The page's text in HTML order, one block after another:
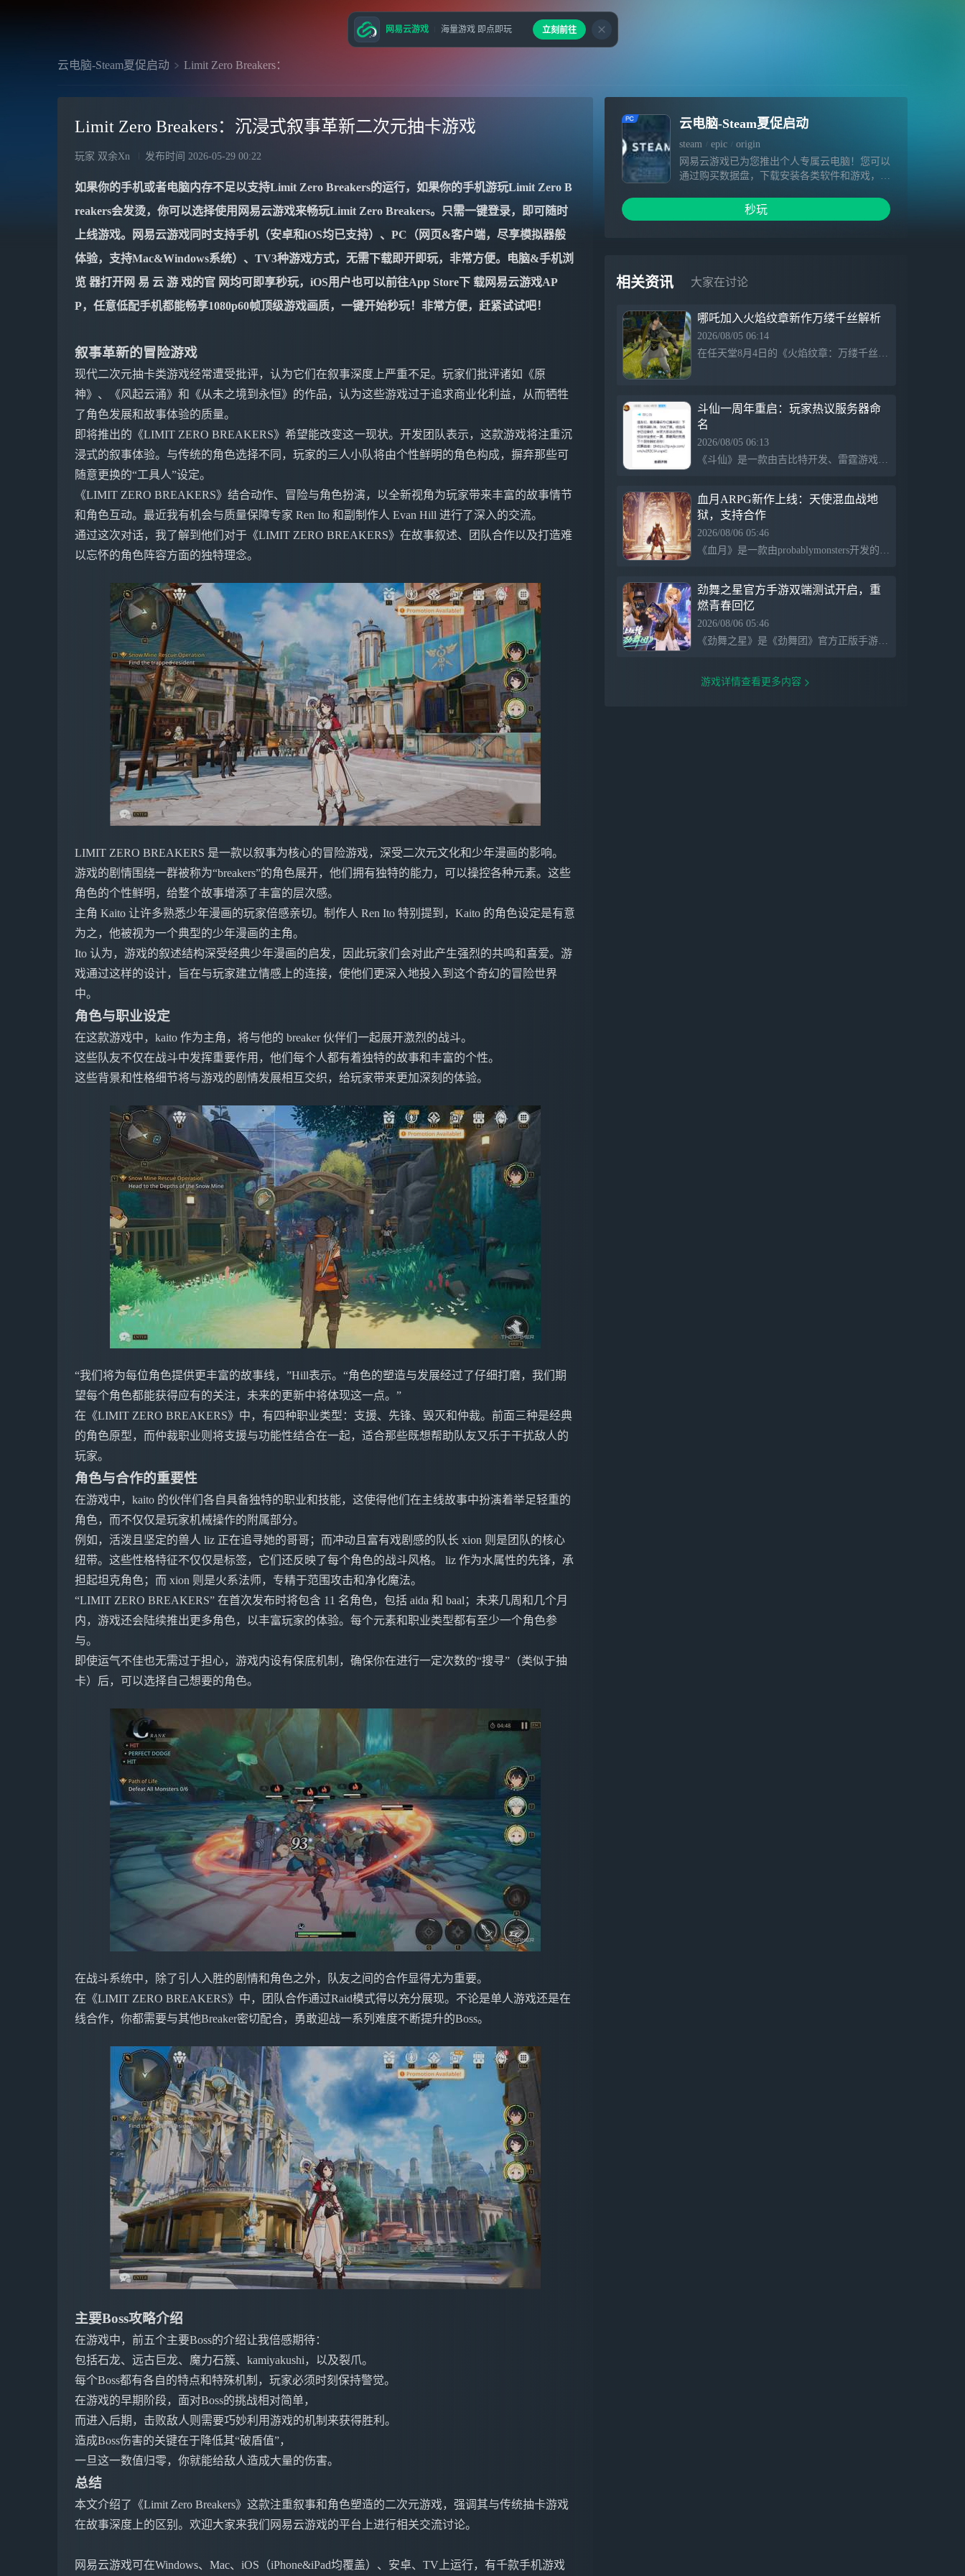
云电脑-Steam夏促启动 Limit Zero Breakers：
Limit Zero Breakers：沉浸式叙事革新二次元抽卡游戏
玩家 双余Xn 发布时间 2026-05-29 00:22
如果你的手机或者电脑内存不足以支持Limit Zero Breakers的运行，如果你的手机游玩Limit Zero B
reakers会发烫，你可以选择使用网易云游戏来畅玩Limit Zero Breakers。只需一键登录，即可随时
上线游戏。网易云游戏同时支持手机（安卓和iOS均已支持）、PC（网页&客户端，尽享模拟器般
体验，支持Mac&Windows系统）、TV3种游戏方式，无需下载即开即玩，非常方便。电脑&手机浏
览 器打开网 易 云 游 戏的官 网均可即享秒玩，iOS用户也可以前往App Store下 载网易云游戏AP
P，任意低配手机都能畅享1080p60帧顶级游戏画质，一键开始秒玩！非常方便，赶紧试试吧！
叙事革新的冒险游戏
现代二次元抽卡类游戏经常遭受批评，认为它们在叙事深度上严重不足。玩家们批评诸如《原
神》、《风起云涌》和《从未之境到永恒》的作品，认为这些游戏过于追求商业化利益，从而牺牲
了角色发展和故事体验的质量。
即将推出的《LIMIT ZERO BREAKERS》希望能改变这一现状。开发团队表示，这款游戏将注重沉
浸式的叙事体验。与传统的角色选择不同，玩家的三人小队将由个性鲜明的角色构成，摒弃那些可
随意更换的“工具人”设定。
《LIMIT ZERO BREAKERS》结合动作、冒险与角色扮演，以全新视角为玩家带来丰富的故事情节
和角色互动。最近我有机会与质量保障专家 Ren Ito 和副制作人 Evan Hill 进行了深入的交流。
通过这次对话，我了解到他们对于《LIMIT ZERO BREAKERS》在故事叙述、团队合作以及打造难
以忘怀的角色阵容方面的独特理念。
LIMIT ZERO BREAKERS 是一款以叙事为核心的冒险游戏，深受二次元文化和少年漫画的影响。
游戏的剧情围绕一群被称为“breakers”的角色展开，他们拥有独特的能力，可以操控各种元素。这些
角色的个性鲜明，给整个故事增添了丰富的层次感。
主角 Kaito 让许多熟悉少年漫画的玩家倍感亲切。制作人 Ren Ito 特别提到，Kaito 的角色设定是有意
为之，他被视为一个典型的少年漫画的主角。
Ito 认为，游戏的叙述结构深受经典少年漫画的启发，因此玩家们会对此产生强烈的共鸣和喜爱。游
戏通过这样的设计，旨在与玩家建立情感上的连接，使他们更深入地投入到这个奇幻的冒险世界
中。
角色与职业设定
在这款游戏中，kaito 作为主角，将与他的 breaker 伙伴们一起展开激烈的战斗。
这些队友不仅在战斗中发挥重要作用，他们每个人都有着独特的故事和丰富的个性。
这些背景和性格细节将与游戏的剧情发展相互交织，给玩家带来更加深刻的体验。
“我们将为每位角色提供更丰富的故事线，”Hill表示。“角色的塑造与发展经过了仔细打磨，我们期
望每个角色都能获得应有的关注，未来的更新中将体现这一点。”
在《LIMIT ZERO BREAKERS》中，有四种职业类型：支援、先锋、毁灭和仲裁。前面三种是经典
的角色原型，而仲裁职业则将支援与功能性结合在一起，适合那些既想帮助队友又乐于干扰敌人的
玩家。
角色与合作的重要性
在游戏中，kaito 的伙伴们各自具备独特的职业和技能，这使得他们在主线故事中扮演着举足轻重的
角色，而不仅仅是玩家机械操作的附属部分。
例如，活泼且坚定的兽人 liz 正在追寻她的哥哥；而冲动且富有戏剧感的队长 xion 则是团队的核心
纽带。这些性格特征不仅仅是标签，它们还反映了每个角色的战斗风格。 liz 作为水属性的先锋，承
担起坦克角色；而 xion 则是火系法师，专精于范围攻击和净化魔法。
“LIMIT ZERO BREAKERS” 在首次发布时将包含 11 名角色，包括 aida 和 baal；未来几周和几个月
内，游戏还会陆续推出更多角色，以丰富玩家的体验。每个元素和职业类型都有至少一个角色参
与。
即使运气不佳也无需过于担心，游戏内设有保底机制，确保你在进行一定次数的“搜寻”（类似于抽
卡）后，可以选择自己想要的角色。
在战斗系统中，除了引人入胜的剧情和角色之外，队友之间的合作显得尤为重要。
在《LIMIT ZERO BREAKERS》中，团队合作通过Raid模式得以充分展现。不论是单人游戏还是在
线合作，你都需要与其他Breaker密切配合，勇敢迎战一系列难度不断提升的Boss。
主要Boss攻略介绍
在游戏中，前五个主要Boss的介绍让我倍感期待：
包括石龙、远古巨龙、魔力石簇、kamiyakushi，以及裂爪。
每个Boss都有各自的特点和特殊机制，玩家必须时刻保持警觉。
在游戏的早期阶段，面对Boss的挑战相对简单，
而进入后期，击败敌人则需要巧妙利用游戏的机制来获得胜利。
造成Boss伤害的关键在于降低其“破盾值”，
一旦这一数值归零，你就能给敌人造成大量的伤害。
总结
本文介绍了《Limit Zero Breakers》这款注重叙事和角色塑造的二次元游戏，强调其与传统抽卡游戏
在故事深度上的区别。欢迎大家来我们网易云游戏的平台上进行相关交流讨论。
网易云游戏可在Windows、Mac、iOS（iPhone&iPad均覆盖）、安卓、TV上运行，有千款手机游戏
云电脑-Steam夏促启动
steam epic
origin
网易云游戏已为您推出个人专属云电脑！您可以
通过购买数据盘，下载安装各类软件和游戏，相
配置、极快下载速度、畅快游戏体验等着您～
1.硬件不受限，提供免费加速&挂机，3A大作一
秒玩
相关资讯 大家在讨论
哪吒加入火焰纹章新作万缕千丝解析
2026/08/05 06:14
在任天堂8月4日的《火焰纹章：万缕千丝》发布会上，官方首次展示了长达20分钟的实机演示，意外引入中国神话角色哪吒。尽管尚未公布详细背景设定，哪吒可能作为比武大会参与者登场。本作将于2026年独占发售，采用四位主角并行叙事的结构，新增“命运逆转”机制和开放探索要素，现已开放预购。
斗仙一周年重启：玩家热议服务器命
名
2026/08/05 06:13
《斗仙》是一款由吉比特开发、雷霆游戏运营的3D武侠类网游，去年8月在wegame平台重启公测并吸引了大量老玩家，服务器一度紧张。游戏以武侠门派纷争为主题，具备丰富剧情和多样的技能系统，玩家社群活跃。为庆祝重启一周年，官方最近推出了服务器命名投票活动，以回馈玩家，增强互动。
血月ARPG新作上线：天使混血战地
狱，支持合作
2026/08/06 05:46
《血月》是一款由probablymonsters开发的哥特式动作RPG，定于9月2日发售，支持PS5、Xbox Series X|S及PC平台，提供简体中文。游戏设定在被恶魔与古神统治的世界，玩家将化身“拿非利使者”，体验血腥暴力的近身战斗。游戏支持动态难度调整与双人合作，玩家可以升级和规划战略，开发者旨在打造一款易上手却硬核的动作冒险体验。
劲舞之星官方手游双端测试开启，重
燃青春回忆
2026/08/06 05:46
《劲舞之星》是《劲舞团》官方正版手游，今日开启限号删档测试，支持安卓和iOS平台，至8月13日结束。游戏传承经典音乐与舞蹈，便捷的移动端体验让玩家随时重返舞台，感受青春回忆。核心玩法上，玩家可精准跟随节拍，挑战高分，拥有优化的操作手感和新手引导，适合新老玩家一同参与。
游戏详情查看更多内容
网易云游戏 海量游戏 即点即玩 立刻前往